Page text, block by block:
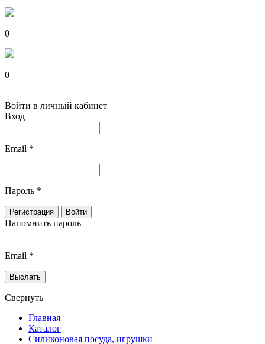
0
0
Войти в личный кабинет
Вход
Email *
Пароль *
Напомнить пароль
Email *
Свернуть
Главная
Каталог
Силиконовая посуда, игрушки